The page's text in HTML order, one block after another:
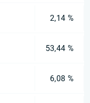
2,14 %
53,44 %
6,08 %